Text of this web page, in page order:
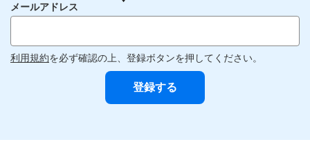
メールアドレス
利用規約を必ず確認の上、登録ボタンを押してください。